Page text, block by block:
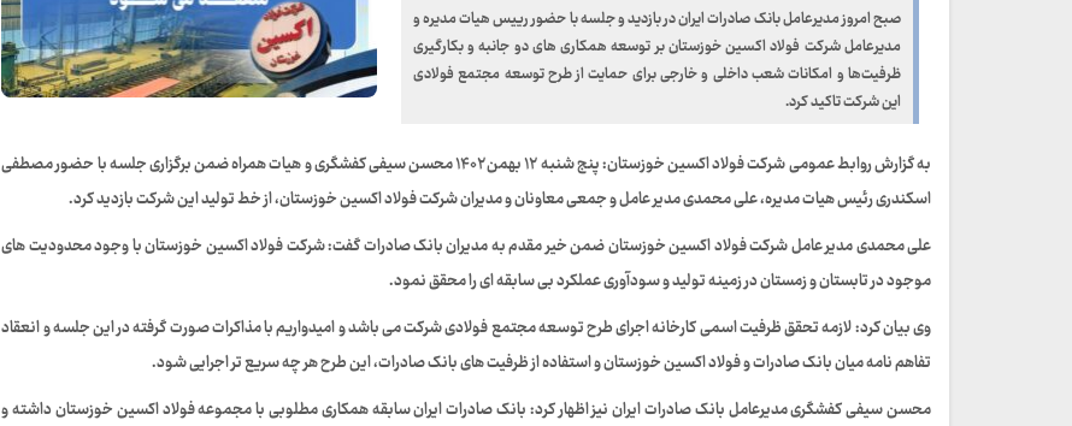
صبح امروز ​مدیرعامل بانک صادرات ایران در بازدید و جلسه با حضور رییس هیات مدیره و
مدیرعامل شرکت فولاد اکسین خوزستان بر توسعه همکاری های دو جانبه و بکارگیری
ظرفیت‌ها و امکانات شعب داخلی و خارجی برای حمایت از طرح توسعه مجتمع فولادی
این شرکت تاکید کرد.
به گزارش روابط عمومی شرکت فولاد اکسین خوزستان: پنج شنبه ۱۲ بهمن ۱۴۰۲ محسن سیفی کفشگری و هیات همراه ضمن برگزاری جلسه با حضور مصطفی
اسکندری رئیس هیات مدیره، علی محمدی مدیر عامل و جمعی معاونان و مدیران شرکت فولاد اکسین خوزستان، از خط تولید این شرکت بازدید کرد.
علی محمدی مدیر عامل شرکت فولاد اکسین خوزستان ضمن خیر مقدم به مدیران بانک صادرات گفت: شرکت فولاد اکسین خوزستان با وجود محدودیت های
موجود در تابستان و زمستان در زمینه تولید و سودآوری عملکرد بی سابقه ای را محقق نمود.
وی بیان کرد: لازمه تحقق ظرفیت اسمی کارخانه اجرای طرح توسعه مجتمع فولادی شرکت می باشد و امیدواریم با مذاکرات صورت گرفته در این جلسه و انعقاد
تفاهم نامه میان بانک صادرات و فولاد اکسین خوزستان و استفاده از ظرفیت های بانک صادرات، این طرح هر چه سریع تر اجرایی شود.
محسن سیفی کفشگری مدیرعامل بانک صادرات ایران نیز اظهار کرد: بانک صادرات ایران سابقه همکاری مطلوبی با مجموعه فولاد اکسین خوزستان داشته و